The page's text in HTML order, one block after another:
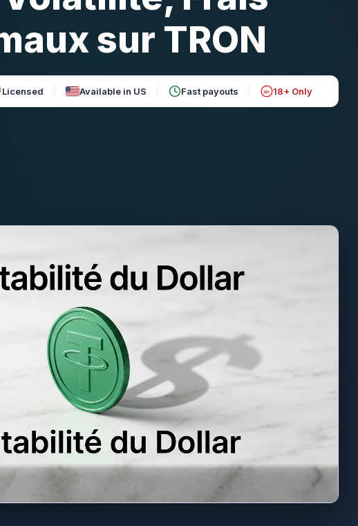
sur TRON
Licensed Available in US Fast payouts 18+ 18+ Only